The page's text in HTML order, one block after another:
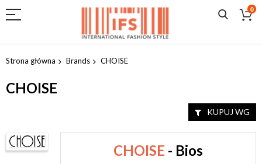
0
Przejdź
do
Strona główna Brands CHOISE
CHOISE
CHOISE - Bios
KUPUJ WG